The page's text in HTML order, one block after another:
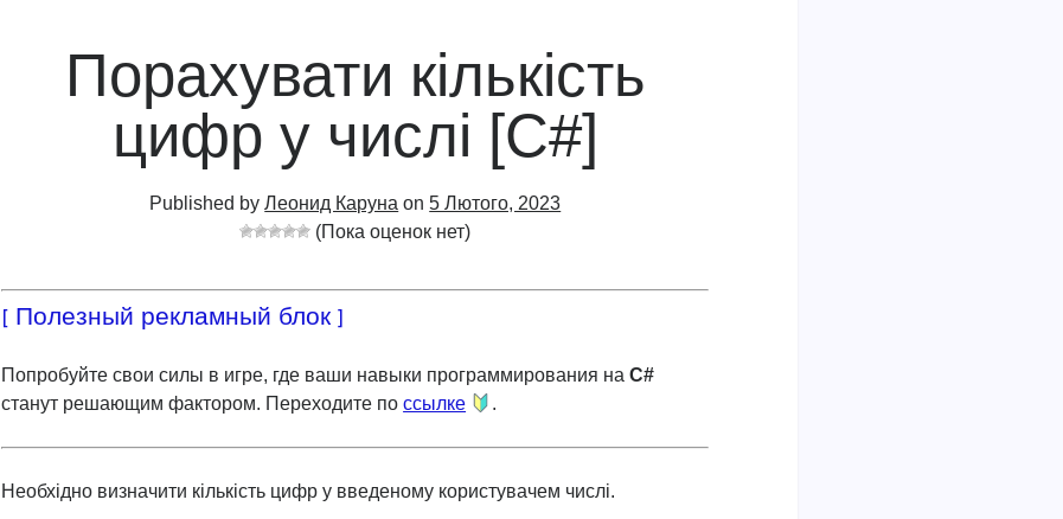
Порахувати кількість
цифр у числі [C#]
Published byЛеонид Каруна on5 Лютого, 2023
(Пока оценок нет)
[ Полезный рекламный блок ]
Попробуйте свои силы в игре, где ваши навыки программирования наC#
станут решающим фактором. Переходите поссылке .
Необхідно визначити кількість цифр у введеному користувачем числі.